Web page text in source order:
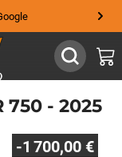
750 - 2025
-1 700,00 €